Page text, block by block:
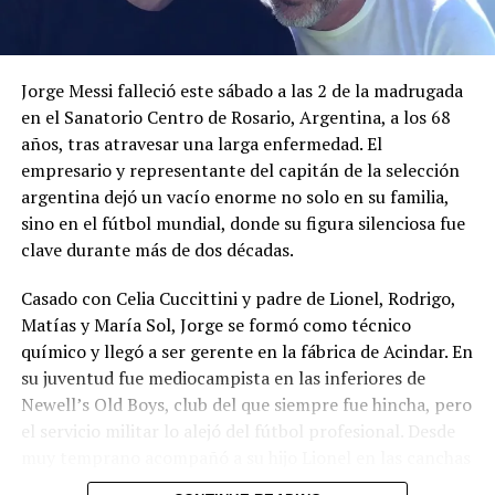
Me gusta esto:
La recaudación de
impuestos en El Salvador
creció 3.5 % en enero de
En «Principal»
Recaudación de impuestos
en El Salvador creció 5.4 % a
febrero de 2026
Jorge Messi falleció este sábado a las 2 de la madrugada
en el Sanatorio Centro de Rosario, Argentina, a los 68
años, tras atravesar una larga enfermedad. El
empresario y representante del capitán de la selección
argentina dejó un vacío enorme no solo en su familia,
sino en el fútbol mundial, donde su figura silenciosa fue
clave durante más de dos décadas.
Casado con Celia Cuccittini y padre de Lionel, Rodrigo,
Matías y María Sol, Jorge se formó como técnico
químico y llegó a ser gerente en la fábrica de Acindar. En
su juventud fue mediocampista en las inferiores de
Newell’s Old Boys, club del que siempre fue hincha, pero
el servicio militar lo alejó del fútbol profesional. Desde
de Malvinas y en el club Grandoli, y fue el primero en